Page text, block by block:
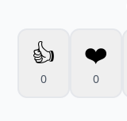
👍
0
❤️
0